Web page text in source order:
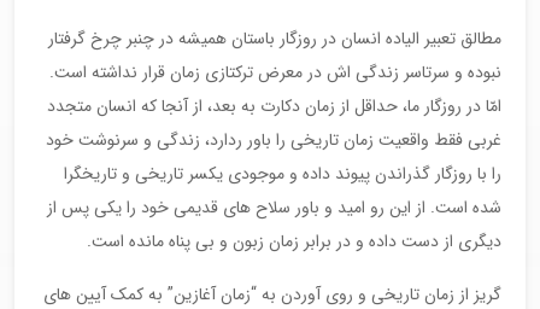
مطالق تعبیر الیاده انسان در روزگار باستان همیشه در چنبر چرخ گرفتار
نبوده و سرتاسر زندگی اش در معرض ترکتازی زمان قرار نداشته است.
امّا در روزگار ما، حداقل از زمان دکارت به بعد، از آنجا که انسان متجدد
غربی فقط واقعیت زمان تاریخی را باور ردارد، زندگی و سرنوشت خود
را با روزگار گذراندن پیوند داده و موجودی یکسر تاریخی و تاریخگرا
شده است. از این رو امید و باور سلاح های قدیمی خود را یکی پس از
دیگری از دست داده و در برابر زمان زبون و بی پناه مانده است.
گریز از زمان تاریخی و روی آوردن به “زمان آغازین” به کمک آیین های